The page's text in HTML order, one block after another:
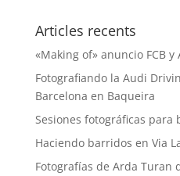
Articles recents
«Making of» anuncio FCB y
Fotografiando la Audi
Barcelona en Baqueira
Sesiones fotográficas para
Haciendo barridos en Via
Fotografías de Arda Turan